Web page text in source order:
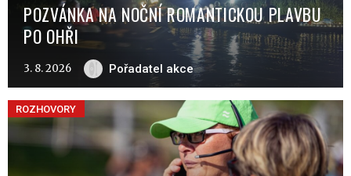
POZVÁNKA NA NOČNÍ ROMANTICKOU PLAVBU
PO OHŘI
3. 8. 2026 Pořadatel akce
ROZHOVORY